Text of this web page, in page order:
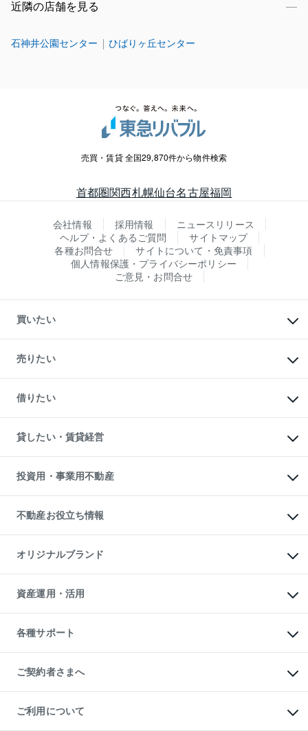
近隣の店舗を見る
石神井公園センター ひばりヶ丘センター
売買・賃貸 全国29,870件から物件検索
首都圏関西札幌仙台名古屋福岡
会社情報 採用情報
ニュースリリース
ヘルプ・よくあるご質問
サイトマップ
各種お問合せ
サイトについて・免責事項
個人情報保護・プライバシーポリシー
ご意見・お問合せ
買いたい
新築・分譲マンションの購入
中古マンションの購入
一戸建ての購入
中古一戸建ての購入
不動産購入の流れ
注目キーワード物件特集
購入ガイド
English 繁体中文簡体中文
売りたい
一戸建ての売却・査定
土地の売却・査定
スピードAI査定
不動産査定について
不動産売却の流れ
不動産買換えの流れ
売却ガイド
借りたい
オフィス・店舗の賃貸
借りるときの流れ
借りるガイド
貸したい・賃貸経営
マンション賃料データ
賃貸管理プラン
リロケーションについて
貸すガイド
投資用・事業用不動産
事業用不動産
マンション投資
投資用マンション
アパート経営
収益物件
ビル購入（ビル一棟）
投資用不動産の売却査定
事業用不動産の売却査定
不動産お役立ち情報
マンションライブラリー
人気マンションランキング
暮らしに役立つ不動産メディア
不動産相場・不動産価格情報
不動産コラム・ニュース
不動産用語集
不動産なんでもネット相談室
住まいの税金
オリジナルブランド
一棟リノベーションマンション
L`GENTE（ルジェンテ）
区分リノベーションマンション
投資用一棟レジデンスWELL
不動産小口投資
LEGACIA（レガシア）
資産運用・活用
不動産M&A
アセットマネジメント・出資
各種サポート
相続サポート
リフォームサポート
ご契約者さまへ
ご紹介・再契約特典
入居者様専用-各種ご案内（賃貸）
ご利用について